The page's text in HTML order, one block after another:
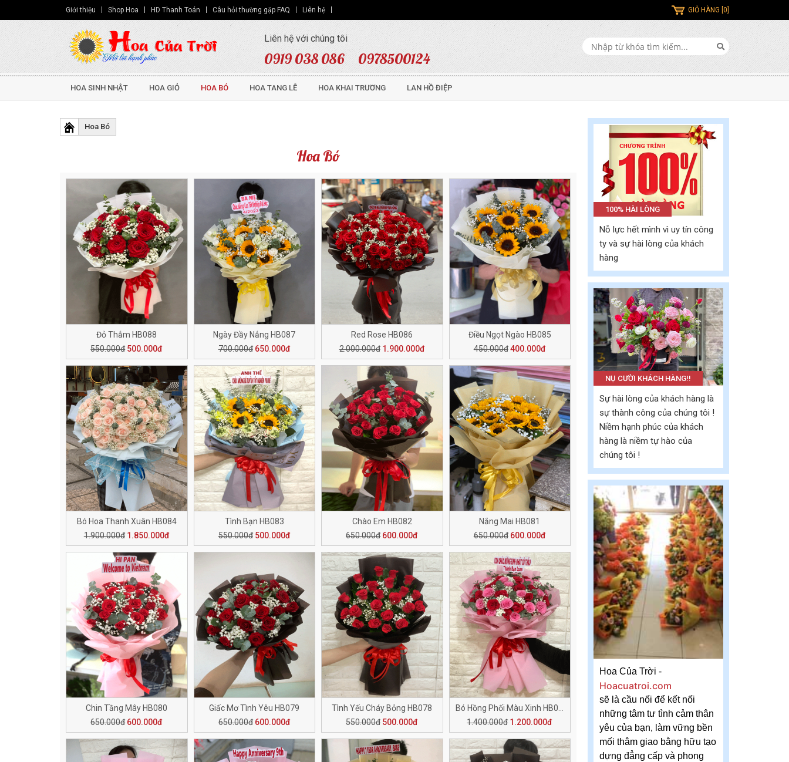
Giới thiệu Shop Hoa HD Thanh Toán Câu hỏi thường gặp FAQ Liên hệ GIỎ HÀNG [0]
Liên hệ với chúng tôi
0919 038 086 0978500124
HOA SINH NHẬT HOA GIỎ HOA BÓ HOA TANG LỄ HOA KHAI TRƯƠNG LAN HỒ ĐIỆP
Hoa Bó
Hoa Bó
Đỏ Thắm HB088
550.000đ 500.000đ
Ngày Đầy Nắng HB087
700.000đ 650.000đ
Red Rose HB086
2.000.000đ 1.900.000đ
Điều Ngọt Ngào HB085
450.000đ 400.000đ
Bó Hoa Thanh Xuân HB084
1.900.000đ 1.850.000đ
Tình Bạn HB083
550.000đ 500.000đ
Chào Em HB082
650.000đ 600.000đ
Nắng Mai HB081
650.000đ 600.000đ
Chin Tầng Mây HB080
650.000đ 600.000đ
Giấc Mơ Tình Yêu HB079
650.000đ 600.000đ
Tình Yếu Cháy Bỏng HB078
550.000đ 500.000đ
1.400.000đ 1.200.000đ
100% HÀI LÒNG
Nỗ lực hết mình vì uy tín công
ty và sự hài lòng của khách
hàng
NỤ CƯỜI KHÁCH HÀNG!!
Sự hài lòng của khách hàng là
sự thành công của chúng tôi !
Niềm hạnh phúc của khách
hàng là niềm tự hào của
chúng tôi !
Hoa Của Trời -
Hoacuatroi.com
sẽ là cầu nối để kết nối
những tâm tư tình cảm thân
yêu của bạn, làm vững bền
mối thâm giao bằng hữu tạo
dựng đẳng cấp và phong